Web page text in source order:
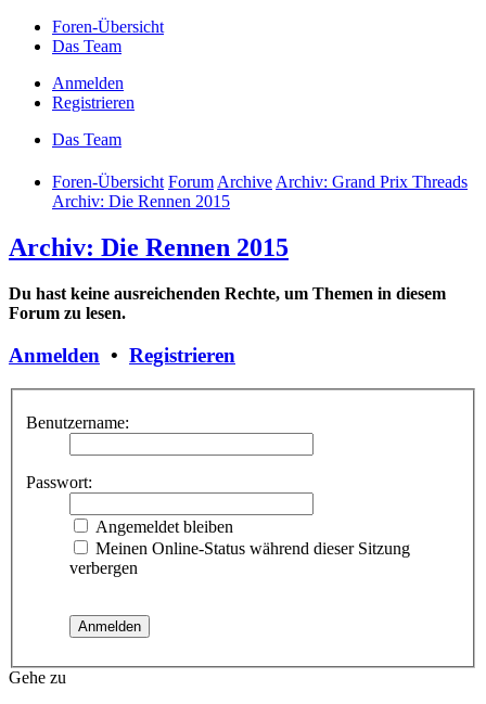
Foren-Übersicht
Das Team
Anmelden
Registrieren
Das Team
Foren-Übersicht ForumArchiveArchiv: Grand Prix Threads
Archiv: Die Rennen 2015
Archiv: Die Rennen 2015
Du hast keine ausreichenden Rechte, um Themen in diesem
Forum zu lesen.
Anmelden • Registrieren
Benutzername:
Passwort:
Angemeldet bleiben
Meinen Online-Status während dieser Sitzung
verbergen
Gehe zu